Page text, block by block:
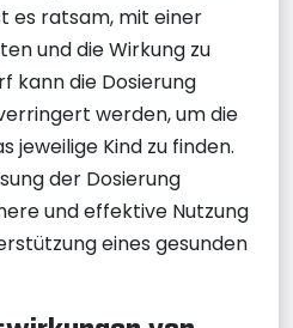
es ratsam, mit einer
und die Wirkung zu
kann die Dosierung
werden, um die
jeweilige Kind zu finden.
der Dosierung
und effektive Nutzung
eines gesunden